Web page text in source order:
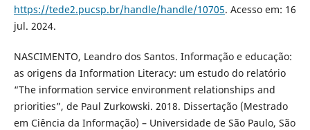
https://tede2.pucsp.br/handle/handle/10705. Acesso em: 16
jul. 2024.
NASCIMENTO, Leandro dos Santos. Informação e educação:
as origens da Information Literacy: um estudo do relatório
“The information service environment relationships and
priorities”, de Paul Zurkowski. 2018. Dissertação (Mestrado
em Ciência da Informação) – Universidade de São Paulo, São